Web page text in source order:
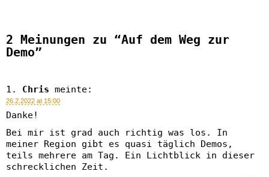
2 Meinungen zu “Auf dem Weg zur
Demo”
Chris meinte:
26.2.2022 at 15:00
Danke!
Bei mir ist grad auch richtig was los. In
meiner Region gibt es quasi täglich Demos,
teils mehrere am Tag. Ein Lichtblick in dieser
schrecklichen Zeit.